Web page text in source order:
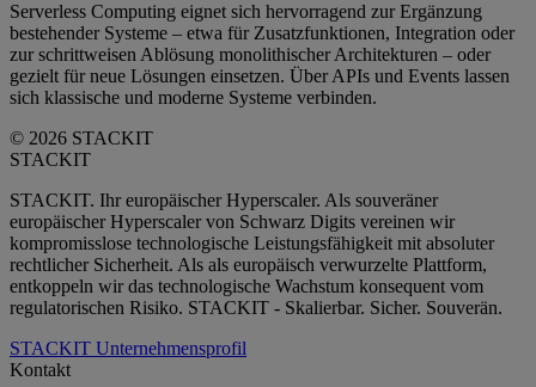
Serverless Computing eignet sich hervorragend zur Ergänzung
bestehender Systeme – etwa für Zusatzfunktionen, Integration oder
zur schrittweisen Ablösung monolithischer Architekturen – oder
gezielt für neue Lösungen einsetzen. Über APIs und Events lassen
sich klassische und moderne Systeme verbinden.
© 2026 STACKIT
STACKIT
STACKIT. Ihr europäischer Hyperscaler. Als souveräner
europäischer Hyperscaler von Schwarz Digits vereinen wir
kompromisslose technologische Leistungsfähigkeit mit absoluter
rechtlicher Sicherheit. Als als europäisch verwurzelte Plattform,
entkoppeln wir das technologische Wachstum konsequent vom
regulatorischen Risiko. STACKIT - Skalierbar. Sicher. Souverän.
STACKIT Unternehmensprofil
Kontakt